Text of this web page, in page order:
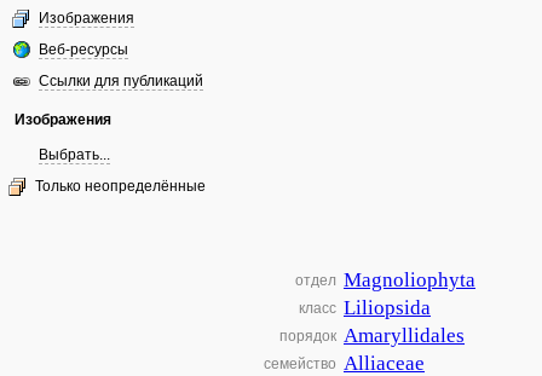
Изображения
Веб-ресурсы
Ссылки для публикаций
Изображения
Выбрать...
Только неопределённые
отдел Magnoliophyta
класс Liliopsida
порядок Amaryllidales
семейство Alliaceae